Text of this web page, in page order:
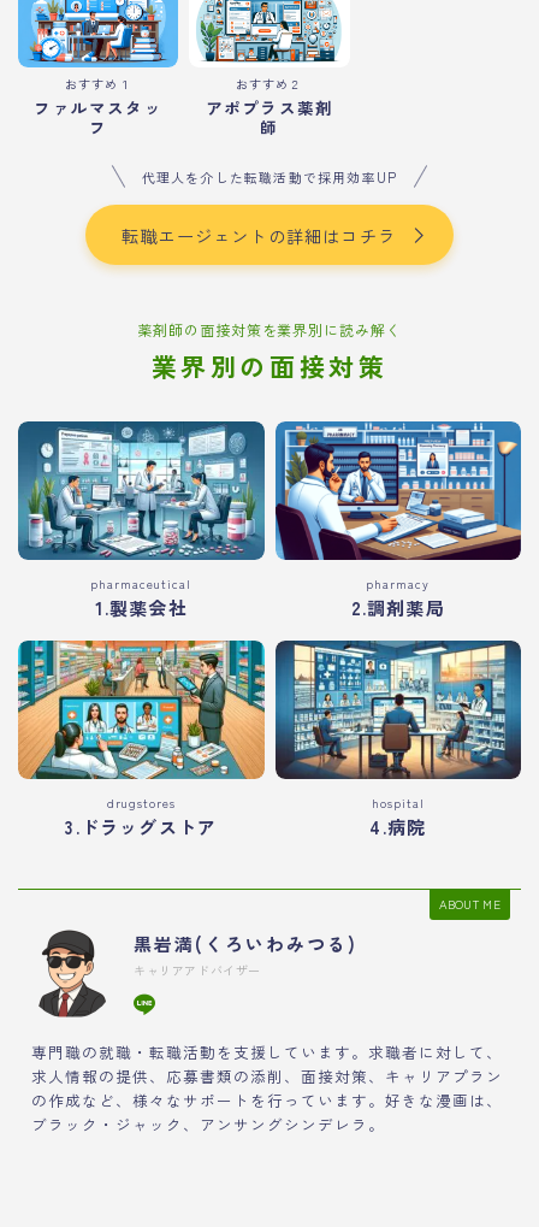
おすすめ１
ファルマスタッ
フ
おすすめ２
アポプラス薬剤
師
代理人を介した転職活動で採用効率UP
転職エージェントの詳細はコチラ
薬剤師の面接対策を業界別に読み解く
業界別の面接対策
pharmaceutical
1.製薬会社
pharmacy
2.調剤薬局
drugstores
3.ドラッグストア
hospital
4.病院
ABOUT ME
黒岩満(くろいわみつる)
キャリアアドバイザー
専門職の就職・転職活動を支援しています。求職者に対して、
求人情報の提供、応募書類の添削、面接対策、キャリアプラン
の作成など、様々なサポートを行っています。好きな漫画は、
ブラック・ジャック、アンサングシンデレラ。